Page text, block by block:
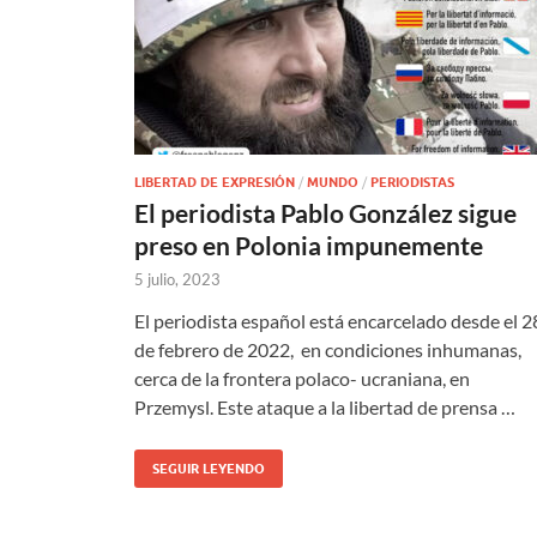
LIBERTAD DE EXPRESIÓN / MUNDO / PERIODISTAS
El periodista Pablo González sigue
preso en Polonia impunemente
5 julio, 2023
El periodista español está encarcelado desde el
de febrero de 2022, en condiciones inhumanas,
cerca de la frontera polaco- ucraniana, en
Przemysl. Este ataque a la libertad de prensa …
SEGUIR LEYENDO